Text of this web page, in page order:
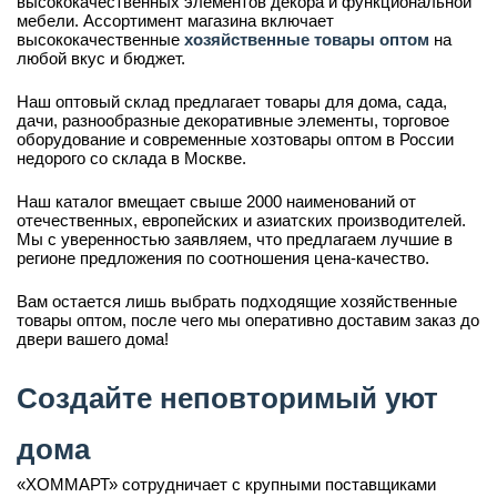
мебели. Ассортимент магазина включает
высококачественные хозяйственные товары оптом на
любой вкус и бюджет.
Наш оптовый склад предлагает товары для дома, сада,
дачи, разнообразные декоративные элементы, торговое
оборудование и современные хозтовары оптом в России
недорого со склада в Москве.
Наш каталог вмещает свыше 2000 наименований от
отечественных, европейских и азиатских производителей.
Мы с уверенностью заявляем, что предлагаем лучшие в
регионе предложения по соотношения цена-качество.
Вам остается лишь выбрать подходящие хозяйственные
товары оптом, после чего мы оперативно доставим заказ до
двери вашего дома!
Создайте неповторимый уют
дома
«ХОММАРТ» сотрудничает с крупными поставщиками